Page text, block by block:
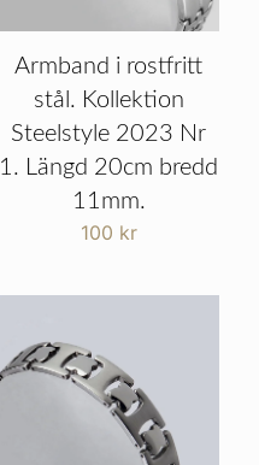
Armband i rostfritt
stål. Kollektion
Steelstyle 2023 Nr
1. Längd 20cm bredd
11mm.
100 kr